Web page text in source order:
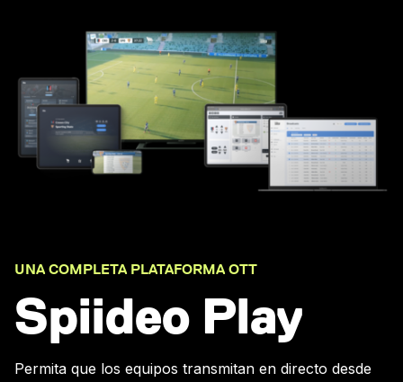
UNA COMPLETA PLATAFORMA OTT
Spiideo Play
Permita que los equipos transmitan en directo desde